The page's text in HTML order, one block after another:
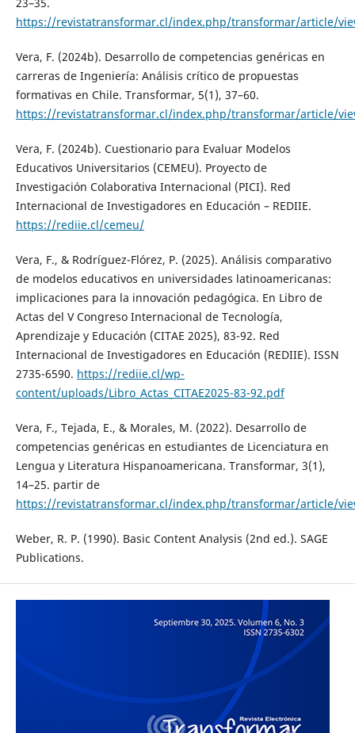
https://revistatransformar.cl/index.php/transformar/article/
Vera, F. (2024b). Desarrollo de competencias genéricas en
carreras de Ingeniería: Análisis crítico de propuestas
formativas en Chile. Transformar, 5(1), 37–60.
https://revistatransformar.cl/index.php/transformar/article/
Vera, F. (2024b). Cuestionario para Evaluar Modelos
Educativos Universitarios (CEMEU). Proyecto de
Investigación Colaborativa Internacional (PICI). Red
Internacional de Investigadores en Educación – REDIIE.
https://rediie.cl/cemeu/
Vera, F., & Rodríguez-Flórez, P. (2025). Análisis comparativo
de modelos educativos en universidades latinoamericanas:
implicaciones para la innovación pedagógica. En Libro de
Actas del V Congreso Internacional de Tecnología,
Aprendizaje y Educación (CITAE 2025), 83-92. Red
Internacional de Investigadores en Educación (REDIIE). ISSN
2735-6590. https://rediie.cl/wp-
content/uploads/Libro_Actas_CITAE2025-83-92.pdf
Vera, F., Tejada, E., & Morales, M. (2022). Desarrollo de
competencias genéricas en estudiantes de Licenciatura en
Lengua y Literatura Hispanoamericana. Transformar, 3(1),
14–25. partir de
https://revistatransformar.cl/index.php/transformar/article/
Weber, R. P. (1990). Basic Content Analysis (2nd ed.). SAGE
Publications.